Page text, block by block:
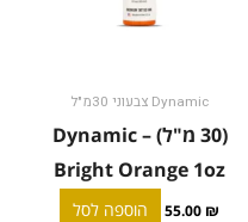
Dynamic צבעוני 30מ"ל
(30 מ"ל) Dynamic –
Bright Orange 1oz
55.00 ₪ הוספה לסל